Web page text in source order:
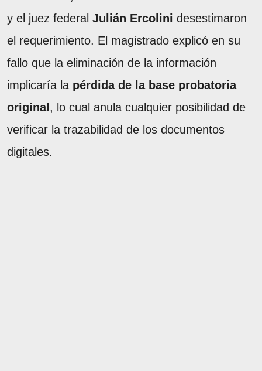
y el juez federal Julián Ercolini desestimaron
el requerimiento. El magistrado explicó en su
fallo que la eliminación de la información
implicaría la pérdida de la base probatoria
original , lo cual anula cualquier posibilidad de
verificar la trazabilidad de los documentos
digitales.